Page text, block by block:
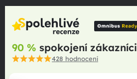
90 % spokojení zákazníci
428 hodnocení